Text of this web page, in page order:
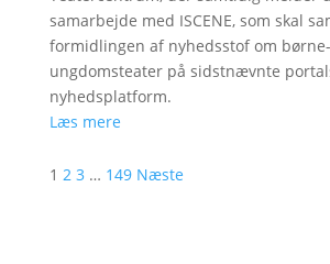
samarbejde med ISCENE, som skal
formidlingen af nyhedsstof om
ungdomsteater på sidstnævnte
nyhedsplatform.
Læs mere
1 2 3 … 149 Næste